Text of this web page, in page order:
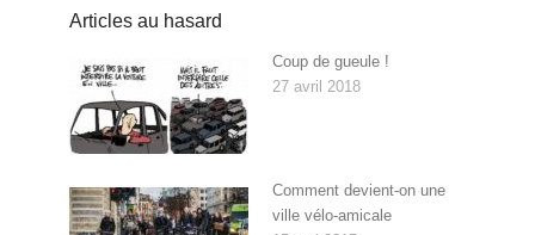
Articles au hasard
Coup de gueule !
27 avril 2018
Comment devient-on une
ville vélo-amicale